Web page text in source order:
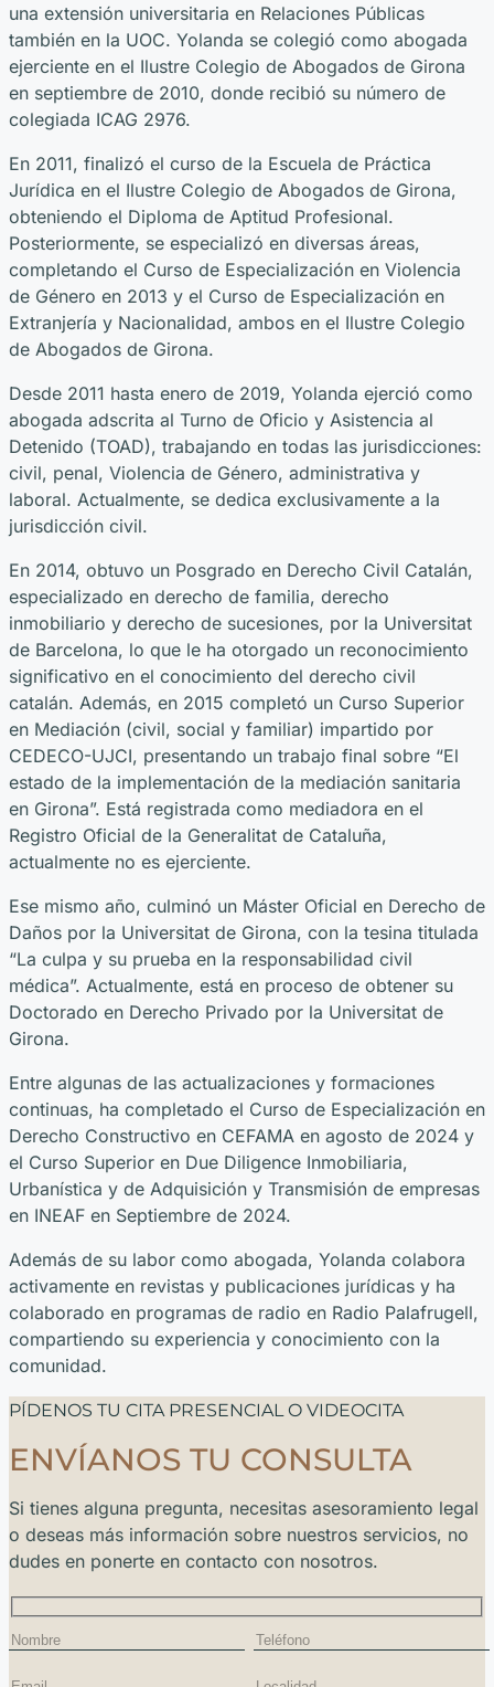
una extensión universitaria en Relaciones Públicas
también en la UOC. Yolanda se colegió como abogada
ejerciente en el Ilustre Colegio de Abogados de Girona
en septiembre de 2010, donde recibió su número de
colegiada ICAG 2976.
En 2011, finalizó el curso de la Escuela de Práctica
Jurídica en el Ilustre Colegio de Abogados de Girona,
obteniendo el Diploma de Aptitud Profesional.
Posteriormente, se especializó en diversas áreas,
completando el Curso de Especialización en Violencia
de Género en 2013 y el Curso de Especialización en
Extranjería y Nacionalidad, ambos en el Ilustre Colegio
de Abogados de Girona.
Desde 2011 hasta enero de 2019, Yolanda ejerció como
abogada adscrita al Turno de Oficio y Asistencia al
Detenido (TOAD), trabajando en todas las jurisdicciones:
civil, penal, Violencia de Género, administrativa y
laboral. Actualmente, se dedica exclusivamente a la
jurisdicción civil.
En 2014, obtuvo un Posgrado en Derecho Civil Catalán,
especializado en derecho de familia, derecho
inmobiliario y derecho de sucesiones, por la Universitat
de Barcelona, lo que le ha otorgado un reconocimiento
significativo en el conocimiento del derecho civil
catalán. Además, en 2015 completó un Curso Superior
en Mediación (civil, social y familiar) impartido por
CEDECO-UJCI, presentando un trabajo final sobre “El
estado de la implementación de la mediación sanitaria
en Girona”. Está registrada como mediadora en el
Registro Oficial de la Generalitat de Cataluña,
actualmente no es ejerciente.
Ese mismo año, culminó un Máster Oficial en Derecho de
Daños por la Universitat de Girona, con la tesina titulada
“La culpa y su prueba en la responsabilidad civil
médica”. Actualmente, está en proceso de obtener su
Doctorado en Derecho Privado por la Universitat de
Girona.
Entre algunas de las actualizaciones y formaciones
continuas, ha completado el Curso de Especialización en
Derecho Constructivo en CEFAMA en agosto de 2024 y
el Curso Superior en Due Diligence Inmobiliaria,
Urbanística y de Adquisición y Transmisión de empresas
en INEAF en Septiembre de 2024.
Además de su labor como abogada, Yolanda colabora
activamente en revistas y publicaciones jurídicas y ha
colaborado en programas de radio en Radio Palafrugell,
compartiendo su experiencia y conocimiento con la
comunidad.
PÍDENOS TU CITA PRESENCIAL O VIDEOCITA
ENVÍANOS TU CONSULTA
Si tienes alguna pregunta, necesitas asesoramiento legal
o deseas más información sobre nuestros servicios, no
dudes en ponerte en contacto con nosotros.